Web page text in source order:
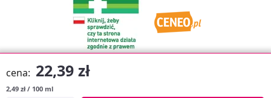
cena: 22,39 zł
2,49 zł / 100 ml